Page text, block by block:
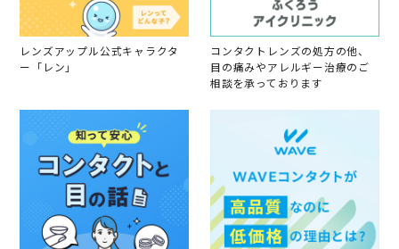
レンズアップル公式キャラクタ
ー「レン」
コンタクトレンズの処方の他、
目の痛みやアレルギー治療のご
相談を承っております